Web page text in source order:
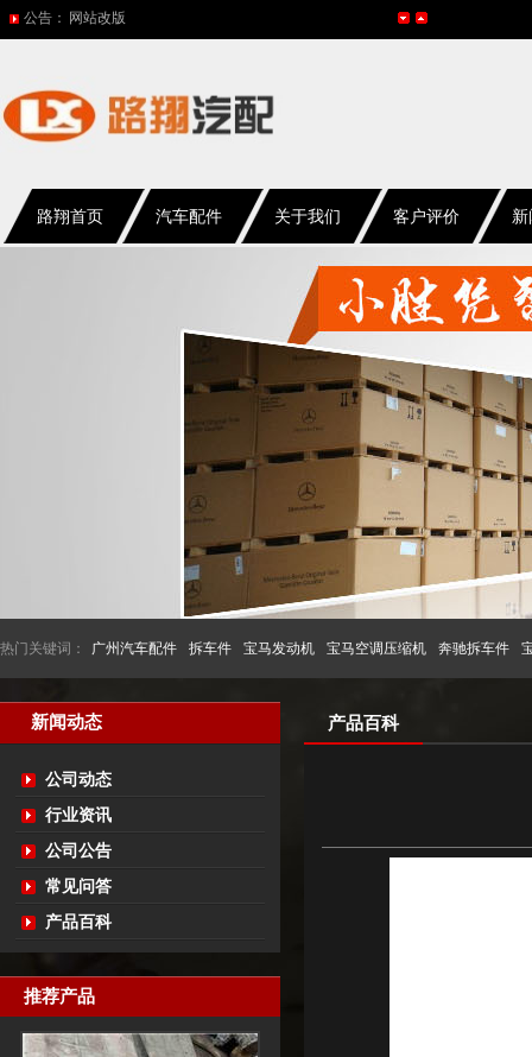
公告：
网站改版
2017年春节放假通知
2015年国庆节放假通知
路翔首页 汽车配件 关于我们 客户评价
热门关键词： 广州汽车配件 拆车件 宝马发动机 宝马空调压缩机 奔驰拆车件
新闻动态
公司动态
行业资讯
公司公告
常见问答
产品百科
推荐产品
产品百科